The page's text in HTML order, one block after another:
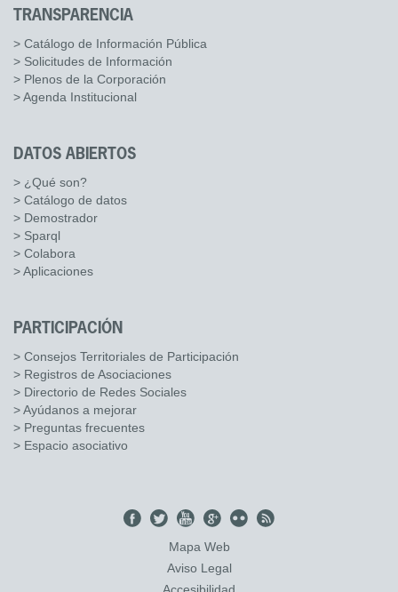
TRANSPARENCIA
> Catálogo de Información Pública
> Solicitudes de Información
> Plenos de la Corporación
> Agenda Institucional
DATOS ABIERTOS
> ¿Qué son?
> Catálogo de datos
> Demostrador
> Sparql
> Colabora
> Aplicaciones
PARTICIPACIÓN
> Consejos Territoriales de Participación
> Registros de Asociaciones
> Directorio de Redes Sociales
> Ayúdanos a mejorar
> Preguntas frecuentes
> Espacio asociativo
Mapa Web
Aviso Legal